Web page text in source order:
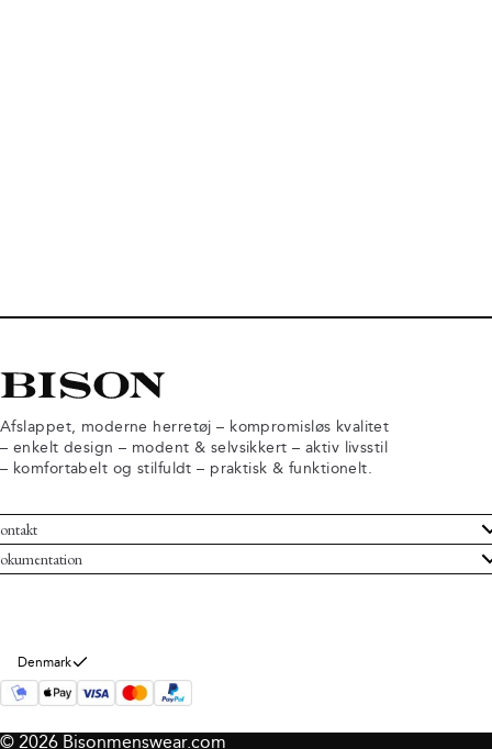
Afslappet, moderne herretøj – kompromisløs kvalitet
– enkelt design – modent & selvsikkert – aktiv livsstil
– komfortabelt og stilfuldt – praktisk & funktionelt.
Bisoninformation
Denmark
© 2026 Bisonmenswear.com